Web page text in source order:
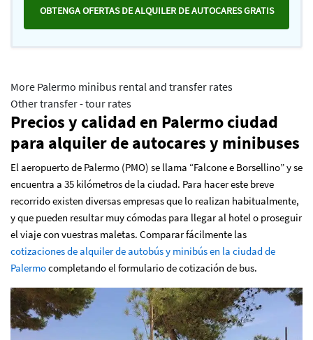
OBTENGA OFERTAS DE ALQUILER DE AUTOCARES GRATIS
More Palermo minibus rental and transfer rates
Other transfer - tour rates
Precios y calidad en Palermociudad
para alquiler de autocares y minibuses
El aeropuerto de Palermo (PMO) se llama “Falcone e Borsellino” y se
encuentra a 35 kilómetros de la ciudad. Para hacer este breve
recorrido existen diversas empresas que lo realizan habitualmente,
y que pueden resultar muy cómodas para llegar al hotel o proseguir
el viaje con vuestras maletas. Comparar fácilmente las
cotizaciones de alquiler de autobús y minibús en la ciudad de
Palermocompletando el formulario de cotización de bus.